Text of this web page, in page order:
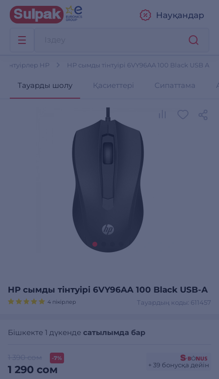
Науқандар
Тінтуірлер HP HP сымды тінтуірі 6VY96AA 100 Black USB A
Тауарды шолу Қасиеттері Сипаттама
HP сымды тінтуірі 6VY96AA 100 Black USB-A
Тауардың коды: 611457
4 пікірлер
Бішкекте 1 дүкенде сатылымда бар
-7%
1 290 сом + 39 бонусқа дейін